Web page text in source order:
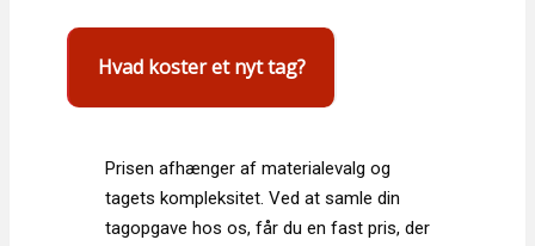
Hvad koster et nyt tag?
Prisen afhænger af materialevalg og
tagets kompleksitet. Ved at samle din
tagopgave hos os, får du en fast pris, der